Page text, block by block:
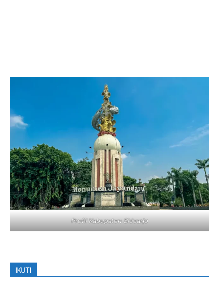
Profil Kabupaten Sidoarjo
IKUTI